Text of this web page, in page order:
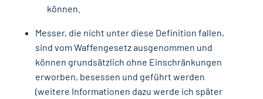
können.
Messer, die nicht unter diese Definition fallen,
sind vom Waffengesetz ausgenommen und
können grundsätzlich ohne Einschränkungen
erworben, besessen und geführt werden
(weitere Informationen dazu werde ich später